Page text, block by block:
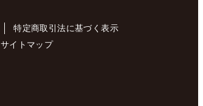
特定商取引法に基づく表示
サイトマップ